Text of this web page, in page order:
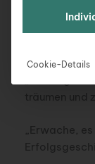
träumen und
„Erwache,
Cookie-Details